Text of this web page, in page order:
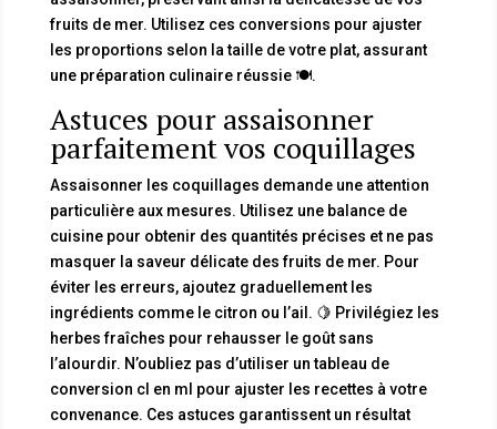
fruits de mer. Utilisez ces conversions pour ajuster
les proportions selon la taille de votre plat, assurant
une préparation culinaire réussie 🍽️.
Astuces pour assaisonner
parfaitement vos coquillages
Assaisonner les coquillages demande une attention
particulière aux mesures. Utilisez une balance de
cuisine pour obtenir des quantités précises et ne pas
masquer la saveur délicate des fruits de mer. Pour
éviter les erreurs, ajoutez graduellement les
ingrédients comme le citron ou l’ail. 🍋 Privilégiez les
herbes fraîches pour rehausser le goût sans
l’alourdir. N’oubliez pas d’utiliser un tableau de
conversion cl en ml pour ajuster les recettes à votre
convenance. Ces astuces garantissent un résultat